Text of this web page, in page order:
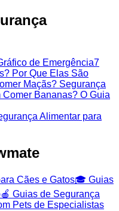
de Emergência7
Por Que Elas São
Maçãs? Segurança
Bananas? O Guia
Alimentar para
Cães e Gatos🎓 Guias
🍎 Guias de Segurança
Pets de Especialistas